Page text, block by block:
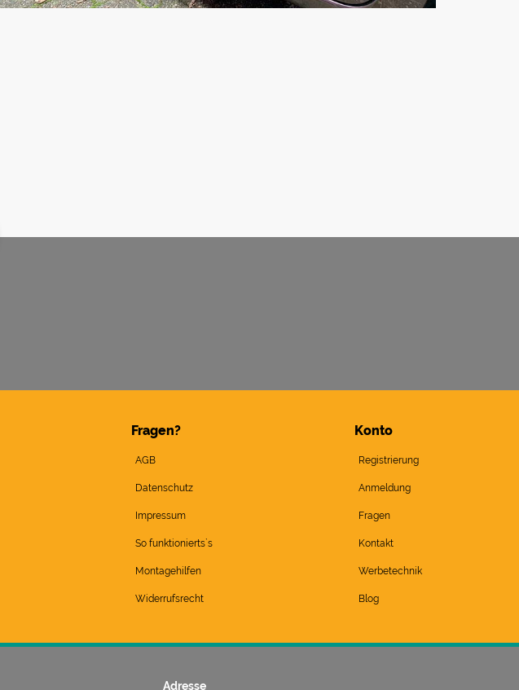
Fragen?
AGB
Datenschutz
Impressum
So funktionierts`s
Montagehilfen
Widerrufsrecht
Konto
Registrierung
Anmeldung
Fragen
Kontakt
Werbetechnik
Blog
Adresse